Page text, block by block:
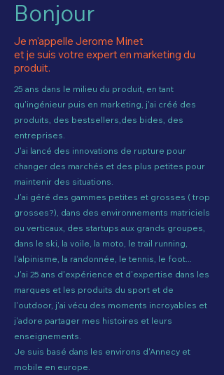
Bonjour
Je m'appelle Jerome Minet
et je suis votre expert en marketing du
produit.
25 ans dans le milieu du produit, en tant
qu'ingénieur puis en marketing, j'ai créé des
produits, des bestsellers,des bides, des
entreprises.
J'ai lancé des innovations de rupture pour
changer des marchés et des plus petites pour
maintenir des situations.
J'ai géré des gammes petites et grosses ( trop
grosses?), dans des environnements matriciels
ou verticaux, des startups aux grands groupes,
dans le ski, la voile, la moto, le trail running,
l'alpinisme, la randonnée, le tennis, le foot...
J'ai 25 ans d'expérience et d'expertise dans les
marques et les produits du sport et de
l'outdoor, j'ai vécu des moments incroyables et
j'adore partager mes histoires et leurs
enseignements.
Je suis basé dans les environs d'Annecy et
mobile en europe.